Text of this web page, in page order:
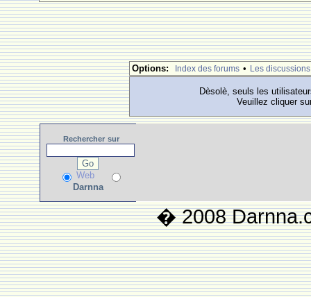
Options: Index des forums • Les discussions
Dèsolè, seuls les
Veuillez cliquer
Rechercher sur
Web
Darnna
� 2008